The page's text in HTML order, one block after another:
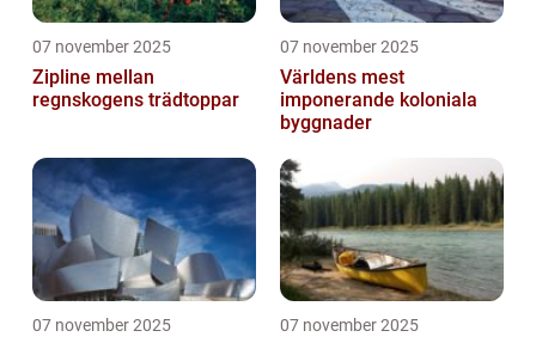
07 november 2025
Zipline mellan
regnskogens trädtoppar
07 november 2025
Världens mest
imponerande koloniala
byggnader
07 november 2025 07 november 2025